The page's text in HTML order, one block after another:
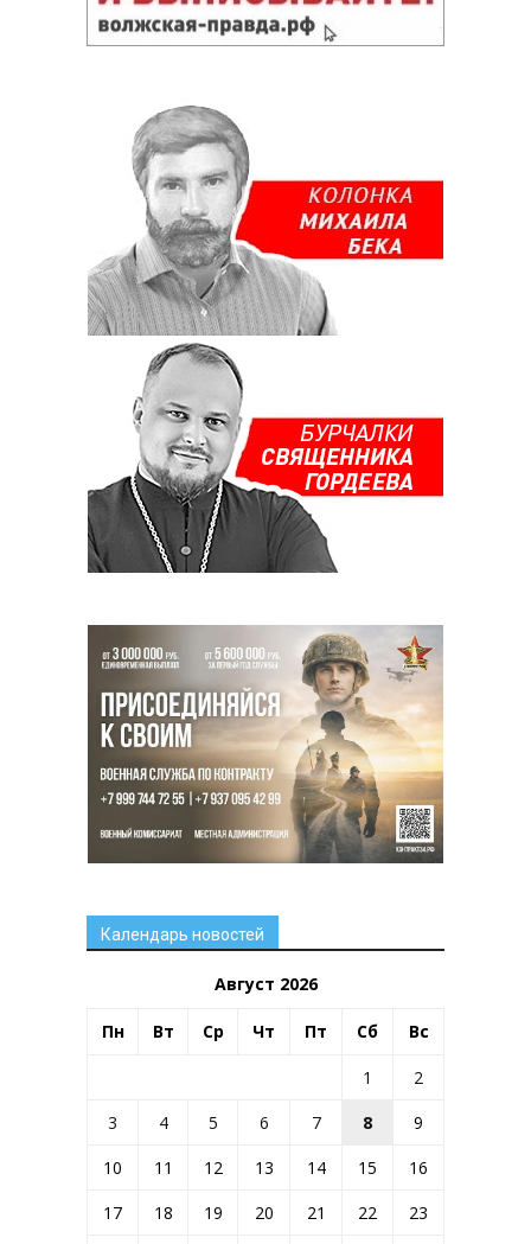
Календарь новостей
Август 2026
Пн Вт Ср Чт Пт Сб Вс
1
2
3
4 5 6 7 8
9
10
11 12 13 14 15
16
17
18 19 20 21 22
23